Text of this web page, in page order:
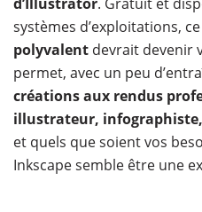
systèmes d’exploitations, ce
polyvalent devrait devenir
permet, avec un peu
créations aux rendus
illustrateur,
et quels que soient vos
Inkscape semble être une